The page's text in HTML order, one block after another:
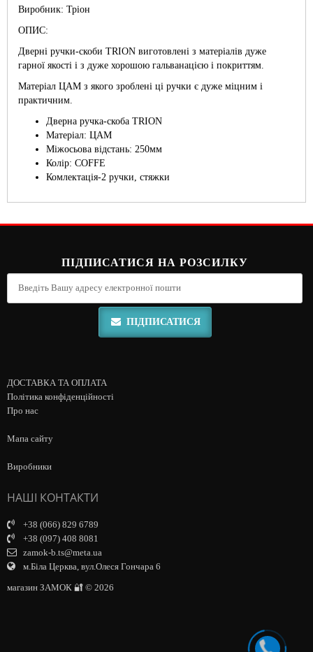
Виробник: Тріон
ОПИС:
Дверні ручки-скоби TRION виготовлені з матеріалів дуже
гарної якості і з дуже хорошою гальванацією і покриттям.
Матеріал ЦАМ з якого зроблені ці ручки є дуже міцним і
практичним.
Дверна ручка-скоба TRION
Матеріал: ЦАМ
Міжосьова відстань: 250мм
Колір: COFFE
Комлектація-2 ручки, стяжки
ПІДПИСАТИСЯ НА РОЗСИЛКУ
ПІДПИСАТИСЯ
ДОСТАВКА ТА ОПЛАТА
Політика конфіденційності
Про нас
Мапа сайту
Виробники
НАШІ КОНТАКТИ
+38 (066) 829 6789
+38 (097) 408 8081
zamok-b.ts@meta.ua
м.Біла Церква, вул.Олеся Гончара 6
магазин ЗАМОК 🔐 © 2026